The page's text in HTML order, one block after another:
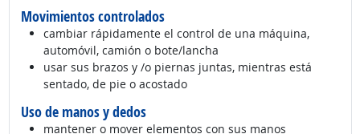
Movimientos controlados
cambiar rápidamente el control de una máquina,
automóvil, camión o bote/lancha
usar sus brazos y /o piernas juntas, mientras está
sentado, de pie o acostado
Uso de manos y dedos
mantener o mover elementos con sus manos